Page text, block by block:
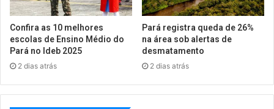
Confira as 10 melhores
escolas de Ensino Médio do
Pará no Ideb 2025
2 dias atrás
Pará registra queda de 26%
na área sob alertas de
desmatamento
2 dias atrás